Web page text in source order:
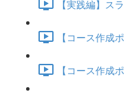
【実践編】ス
【コース作成
【コース作成